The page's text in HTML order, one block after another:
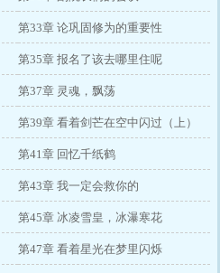
第33章 论巩固修为的重要性
第35章 报名了该去哪里住呢
第37章 灵魂，飘荡
第39章 看着剑芒在空中闪过（上）
第41章 回忆千纸鹤
第43章 我一定会救你的
第45章 冰凌雪皇，冰瀑寒花
第47章 看着星光在梦里闪烁